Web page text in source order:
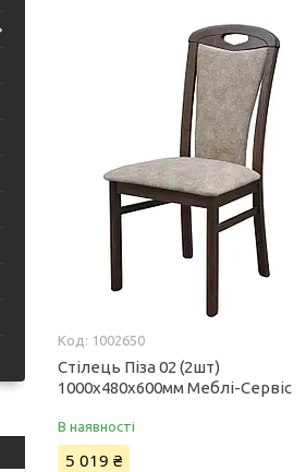
1002650
Стілець Піза 02 (2шт)
1000х480х600мм Меблі-Сервіс
В наявності
5 019 ₴